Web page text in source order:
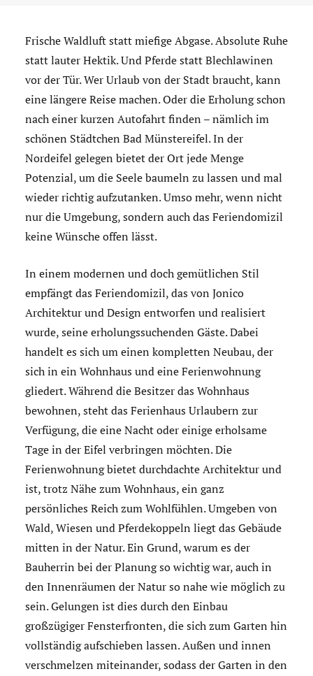
Frische Waldluft statt miefige Abgase. Absolute Ruhe
statt lauter Hektik. Und Pferde statt Blechlawinen
vor der Tür. Wer Urlaub von der Stadt braucht, kann
eine längere Reise machen. Oder die Erholung schon
nach einer kurzen Autofahrt finden – nämlich im
schönen Städtchen Bad Münstereifel. In der
Nordeifel gelegen bietet der Ort jede Menge
Potenzial, um die Seele baumeln zu lassen und mal
wieder richtig aufzutanken. Umso mehr, wenn nicht
nur die Umgebung, sondern auch das Feriendomizil
keine Wünsche offen lässt.
In einem modernen und doch gemütlichen Stil
empfängt das Feriendomizil, das von Jonico
Architektur und Design entworfen und realisiert
wurde, seine erholungssuchenden Gäste. Dabei
handelt es sich um einen kompletten Neubau, der
sich in ein Wohnhaus und eine Ferienwohnung
gliedert. Während die Besitzer das Wohnhaus
bewohnen, steht das Ferienhaus Urlaubern zur
Verfügung, die eine Nacht oder einige erholsame
Tage in der Eifel verbringen möchten. Die
Ferienwohnung bietet durchdachte Architektur und
ist, trotz Nähe zum Wohnhaus, ein ganz
persönliches Reich zum Wohlfühlen. Umgeben von
Wald, Wiesen und Pferdekoppeln liegt das Gebäude
mitten in der Natur. Ein Grund, warum es der
Bauherrin bei der Planung so wichtig war, auch in
den Innenräumen der Natur so nahe wie möglich zu
sein. Gelungen ist dies durch den Einbau
großzügiger Fensterfronten, die sich zum Garten hin
vollständig aufschieben lassen. Außen und innen
verschmelzen miteinander, sodass der Garten in den